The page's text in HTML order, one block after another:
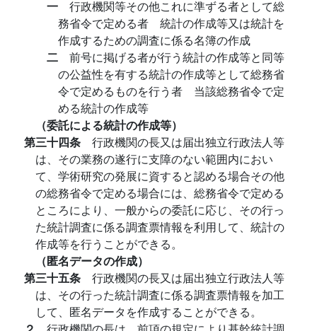
一 行政機関等その他これに準ずる者として総
務省令で定める者 統計の作成等又は統計を
作成するための調査に係る名簿の作成
二 前号に掲げる者が行う統計の作成等と同等
の公益性を有する統計の作成等として総務省
令で定めるものを行う者 当該総務省令で定
める統計の作成等
（委託による統計の作成等）
第三十四条 行政機関の長又は届出独立行政法人等
は、その業務の遂行に支障のない範囲内におい
て、学術研究の発展に資すると認める場合その他
の総務省令で定める場合には、総務省令で定める
ところにより、一般からの委託に応じ、その行っ
た統計調査に係る調査票情報を利用して、統計の
作成等を行うことができる。
（匿名データの作成）
第三十五条 行政機関の長又は届出独立行政法人等
は、その行った統計調査に係る調査票情報を加工
して、匿名データを作成することができる。